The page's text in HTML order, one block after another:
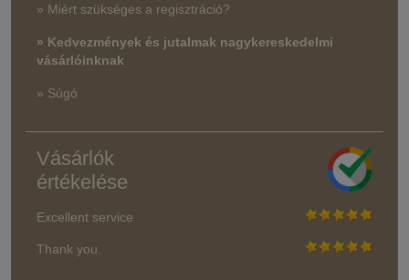
» Miért szükséges a regisztráció?
» Kedvezmények és jutalmak nagykereskedelmi
vásárlóinknak
» Súgó
Vásárlók
értékelése
Excellent service
Thank you.